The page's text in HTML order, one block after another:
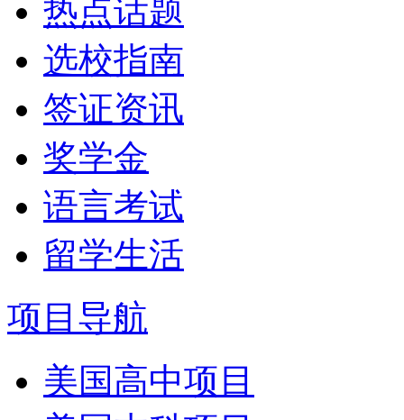
热点话题
选校指南
签证资讯
奖学金
语言考试
留学生活
项目导航
美国高中项目